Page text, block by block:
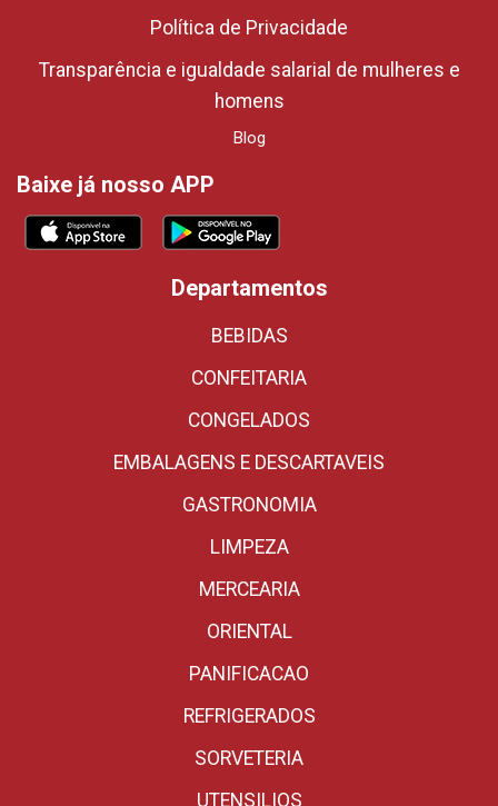
Política de Privacidade
Transparência e igualdade salarial de mulheres e
homens
Blog
Baixe já nosso APP
Departamentos
BEBIDAS
CONFEITARIA
CONGELADOS
EMBALAGENS E DESCARTAVEIS
GASTRONOMIA
LIMPEZA
MERCEARIA
ORIENTAL
PANIFICACAO
REFRIGERADOS
SORVETERIA
UTENSILIOS